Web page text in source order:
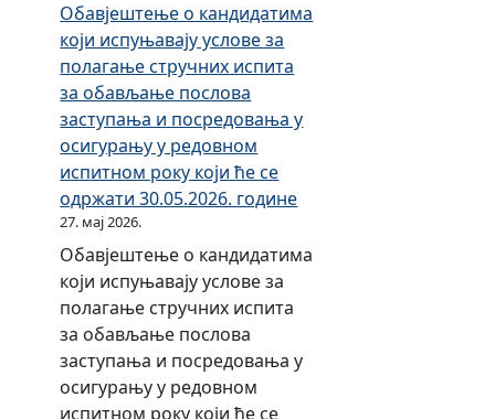
у
т
а
р
и
ф
е
и
ј
е
н
о
в
н
и
Обавјештење о кандидатима
који испуњавају услове за
полагање стручних испита
за обављање послова
заступања и посредовања у
осигурању у редовном
испитном року који ће се
одржати 30.05.2026. године
27. мај 2026.
Обавјештење о кандидатима
који испуњавају услове за
полагање стручних испита
за обављање послова
заступања и посредовања у
осигурању у редовном
испитном року који ће се